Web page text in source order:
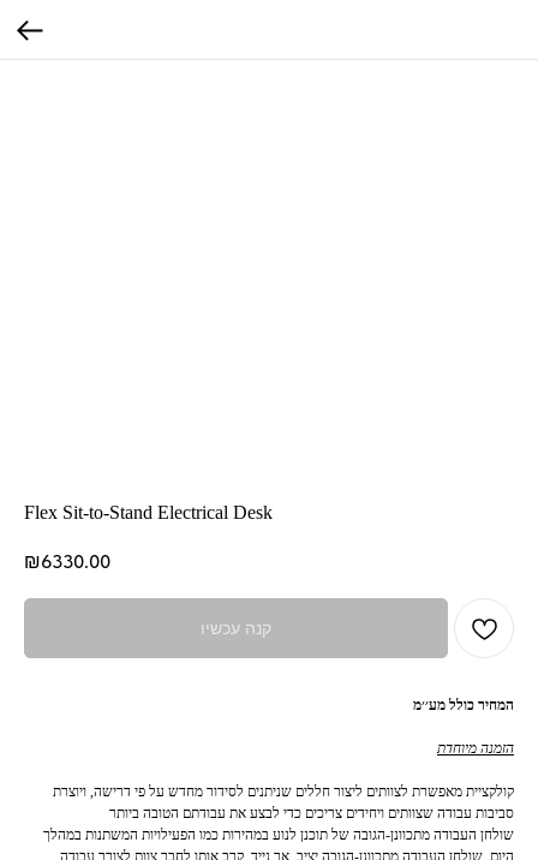
Flex Sit-to-Stand Electrical Desk
₪6330.00
קנה עכשיו
המחיר כולל מע׳׳מ
הזמנה מיוחדת
קולקציית מאפשרת לצוותים ליצור חללים שניתנים לסידור מחדש על פי דרישה, ויוצרת
סביבות עבודה שצוותים ויחידים צריכים כדי לבצע את עבודתם הטובה ביותר
שולחן העבודה מתכוונן-הגובה של תוכנן לנוע במהירות כמו הפעילויות המשתנות במהלך
היום. שולחן העבודה מתכוונן-הגובה יציב, אך נייד. קרב אותו לחבר צוות לצורך עבודה